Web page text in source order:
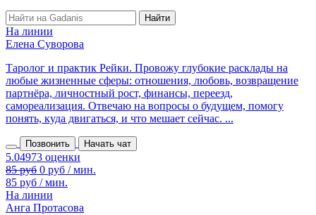
На линии
Елена Суворова
Таролог и практик Рейки. Провожу глубокие расклады на
любые жизненные сферы: отношения, любовь, возвращение
партнёра, личностный рост, финансы, переезд,
самореализация. Отвечаю на вопросы о будущем, помогу
понять, куда двигаться, и что мешает сейчас. ...
Позвонить Начать чат
85 руб 0 руб / мин.
85 руб / мин.
На линии
Анга Протасова